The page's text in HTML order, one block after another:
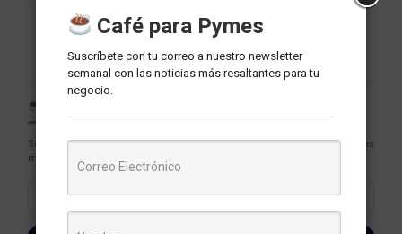
Suscríbete con tu correo a nuestro newsletter semanal con las noticias
más resaltantes para tu negocio.
Café para Pymes
Suscríbete con tu correo a nuestro newsletter
semanal con las noticias más resaltantes para tu
negocio.